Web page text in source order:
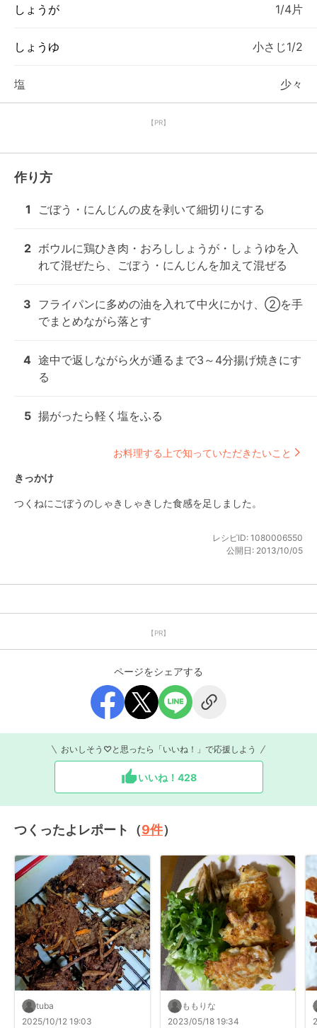
しょうが 1/4片
しょうゆ 小さじ1/2
塩 少々
【PR】
作り方
1 ごぼう・にんじんの皮を剥いて細切りにする
2 ボウルに鶏ひき肉・おろししょうが・しょうゆを入
れて混ぜたら、ごぼう・にんじんを加えて混ぜる
3 フライパンに多めの油を入れて中火にかけ、②を手
でまとめながら落とす
4 途中で返しながら火が通るまで3～4分揚げ焼きにす
る
5 揚がったら軽く塩をふる
お料理する上で知っていただきたいこと
きっかけ
つくねにごぼうのしゃきしゃきした食感を足しました。
レシピID: 1080006550
公開日: 2013/10/05
【PR】
ページをシェアする
おいしそう♡と思ったら「いいね！」で応援しよう
いいね！ 428
つくったよレポート（9件）
tuba
2025/10/12 19:03
ももりな
2023/05/18 19:34